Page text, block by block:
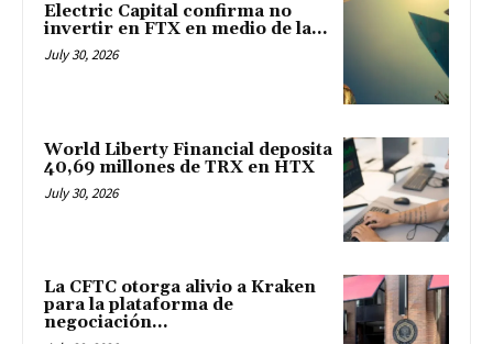
Electric Capital confirma no
invertir en FTX en medio de la...
July 30, 2026
World Liberty Financial deposita
40,69 millones de TRX en HTX
July 30, 2026
La CFTC otorga alivio a Kraken
para la plataforma de
negociación...